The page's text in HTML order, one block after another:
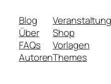
Blog
Über
FAQs
Autoren
Shop
Vorlagen
Themes